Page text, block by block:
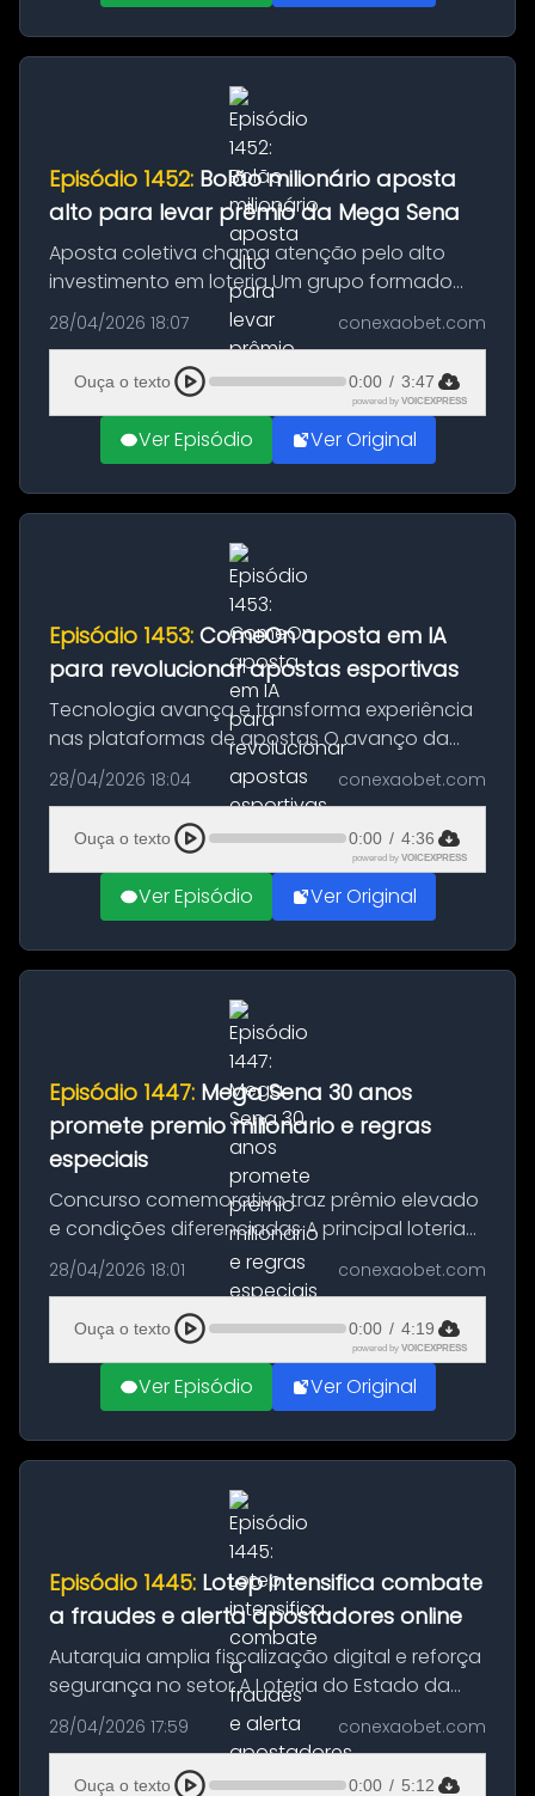
Episódio 1452: Bolão milionário aposta
alto para levar prêmio da Mega Sena
Aposta coletiva chama atenção pelo alto
investimento em loteria Um grupo formado
por 100 participantes decidiu apostar alto em
busca de um prêmio milionário da Mega-
Sena. A iniciativa ocorreu na cidad...
28/04/2026 18:07 conexaobet.com
Ouça o texto 0:00 / 3:47
powered by VOICEXPRESS
Ver Episódio Ver Original
Episódio 1453: ComeOn aposta em IA
para revolucionar apostas esportivas
Tecnologia avança e transforma experiência
nas plataformas de apostas O avanço da
tecnologia continua moldando o futuro das
apostas esportivas. Em mais um movimento
estratégico, o ComeOn Group anuncio...
28/04/2026 18:04 conexaobet.com
Ouça o texto 0:00 / 4:36
powered by VOICEXPRESS
Ver Episódio Ver Original
Episódio 1447: Mega Sena 30 anos
promete premio milionario e regras
especiais
Concurso comemorativo traz prêmio elevado
e condições diferenciadas A principal loteria
do Brasil se prepara para celebrar três
décadas de história com um sorteio especial
que promete movimentar milhõ...
28/04/2026 18:01 conexaobet.com
Ouça o texto 0:00 / 4:19
powered by VOICEXPRESS
Ver Episódio Ver Original
Episódio 1445: Lotep intensifica combate
a fraudes e alerta apostadores online
Autarquia amplia fiscalização digital e reforça
segurança no setor A Loteria do Estado da
Paraíba deu um novo passo no combate às
fraudes digitais ao anunciar a criação de uma
frente permanente voltad...
28/04/2026 17:59 conexaobet.com
Ouça o texto 0:00 / 5:12